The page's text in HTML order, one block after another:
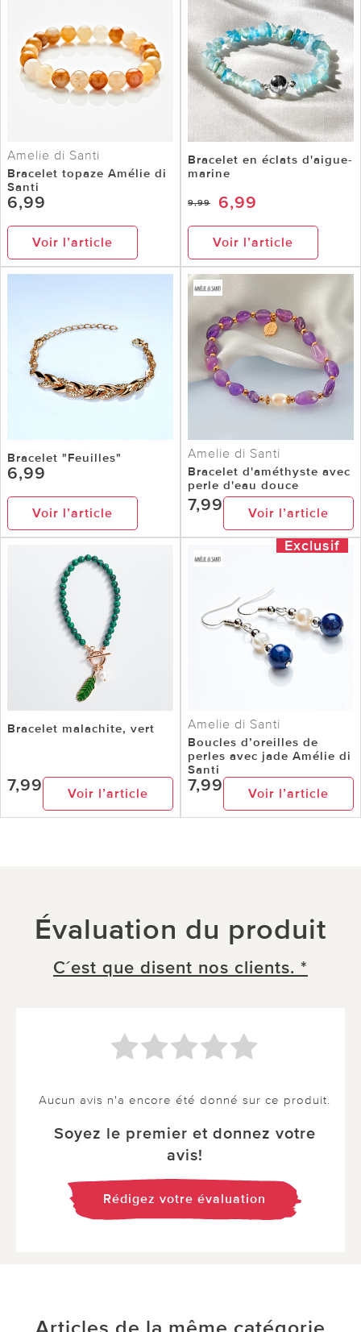
Amelie di Santi
Bracelet topaze Amélie di
Santi
6,99
Voir l’article
Bracelet en éclats d'aigue-
marine
9,99 6,99
Voir l’article
Bracelet "Feuilles"
6,99
Voir l’article
Amelie di Santi
Bracelet d'améthyste avec
perle d'eau douce
7,99 Voir l’article
Bracelet malachite, vert
7,99 Voir l’article
Exclusif
Amelie di Santi
Boucles d’oreilles de
perles avec jade Amélie di
Santi
7,99 Voir l’article
Évaluation du produit
C´est que disent nos clients. *
Aucun avis n'a encore été donné sur ce produit.
Soyez le premier et donnez votre
avis!
Rédigez votre évaluation